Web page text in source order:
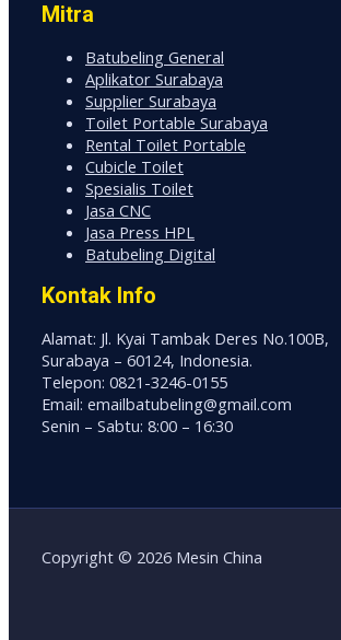
Mitra
Batubeling General
Aplikator Surabaya
Supplier Surabaya
Toilet Portable Surabaya
Rental Toilet Portable
Cubicle Toilet
Spesialis Toilet
Jasa CNC
Jasa Press HPL
Batubeling Digital
Kontak Info
Alamat: Jl. Kyai Tambak Deres No.100B,
Surabaya – 60124, Indonesia.
Telepon: 0821-3246-0155
Email: emailbatubeling@gmail.com
Senin – Sabtu: 8:00 – 16:30
Copyright © 2026 Mesin China